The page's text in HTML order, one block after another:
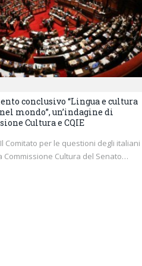
conclusivo “Lingua e cultura
mondo”, un’indagine di
Cultura e CQIE
Comitato per le questioni degli italiani
Commissione Cultura del Senato…